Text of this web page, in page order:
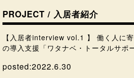
PROJECT / 入居者紹介
【入居者interview vol.1 】 働く人に
の導入支援「ワタナベ・トータルサポ
posted:2022.6.30